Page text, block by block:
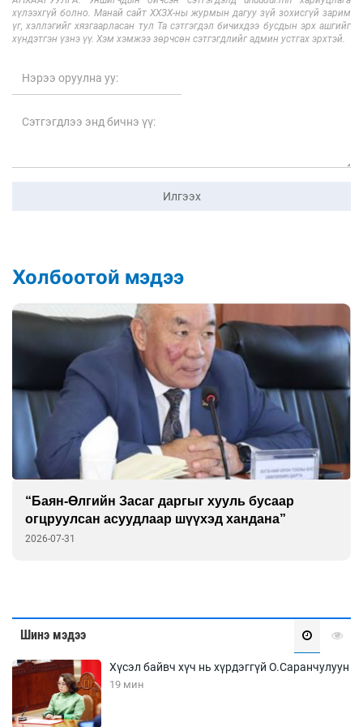
хүлээхгүй болно. Манай сайт ХХЗХ-ны журмын дагуу зүй зохисгүй зарим
үг, хэллэгийг хязгаарласан тул Та сэтгэгдэл бичихдээ бусдын эрх ашгийг
хүндэтгэн үзнэ үү. Хэм хэмжээ зөрчсөн сэтгэгдлийг админ устгах эрхтэй.
Илгээх
Холбоотой мэдээ
“Баян-Өлгийн Засаг даргыг хууль бусаар
огцруулсан асуудлаар шүүхэд хандана”
2026-07-31
Шинэ мэдээ
Хүсэл байвч хүч нь хүрдэггүй О.Саранчулуун
19 мин